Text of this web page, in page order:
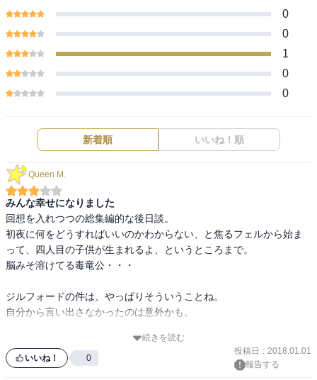
0
0
1
0
0
新着順 いいね！順
Queen M.
みんな幸せになりました
回想を入れつつの総集編的な後日談。
初夜に何をどうすればいいのかわからない、と焦るフェルから始ま
って、四人目の子供が生まれるよ、というところまで。
脳みそ溶けてる毒竜公・・・
ジルフォードの件は、やっぱりそういうことね。
自分から言い出さなかったのは意外かも。
とにかくみんな幸せになりました、というお話。
続きを読む
いいね！ 0
投稿日 : 2018.01.01
報告する